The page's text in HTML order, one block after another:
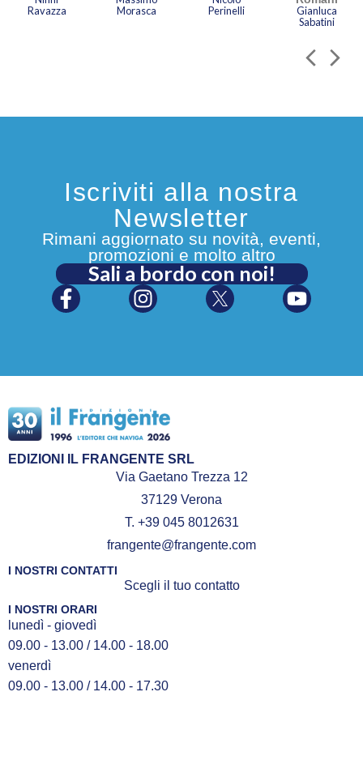
Ravazza
Morasca
Perinelli
Gianluca
Sabatini
Iscriviti alla nostra
Newsletter
Rimani aggiornato su novità, eventi,
promozioni e molto altro
Sali a bordo con noi!
EDIZIONI IL FRANGENTE SRL
Via Gaetano Trezza 12
37129 Verona
T. +39 045 8012631
frangente@frangente.com
I NOSTRI CONTATTI
Scegli il tuo contatto
I NOSTRI ORARI
lunedì - giovedì
09.00 - 13.00 / 14.00 - 18.00
venerdì
09.00 - 13.00 / 14.00 - 17.30